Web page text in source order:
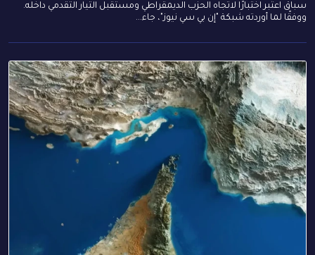
سباق اعتُبر اختبارًا لاتجاه الحزب الديمقراطي ومستقبل التيار التقدمي داخله.
ووفقًا لما أوردته شبكة "إن بي سي نيوز"، جاء...